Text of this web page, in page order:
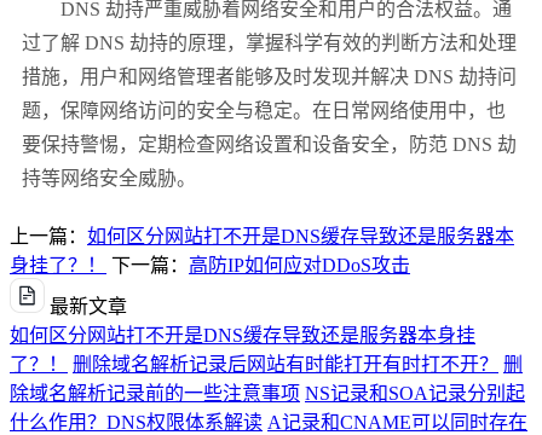
DNS 劫持严重威胁着网络安全和用户的合法权益。通
过了解 DNS 劫持的原理，掌握科学有效的判断方法和处理
措施，用户和网络管理者能够及时发现并解决 DNS 劫持问
题，保障网络访问的安全与稳定。在日常网络使用中，也
要保持警惕，定期检查网络设置和设备安全，防范 DNS 劫
持等网络安全威胁。
上一篇： 如何区分网站打不开是DNS缓存导致还是服务器本
身挂了？！
下一篇： 高防IP如何应对DDoS攻击
最新文章
如何区分网站打不开是DNS缓存导致还是服务器本身挂
了？！
删除域名解析记录后网站有时能打开有时打不开？
删
除域名解析记录前的一些注意事项 NS记录和SOA记录分别起
什么作用？DNS权限体系解读 A记录和CNAME可以同时存在